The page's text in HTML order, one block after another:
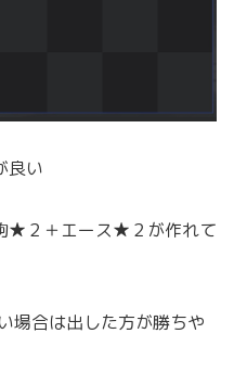
良い
★２＋エース★２が作れて
場合は出した方が勝ちや